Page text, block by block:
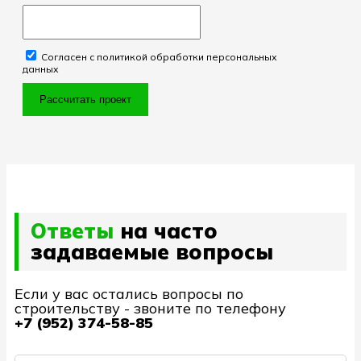
Согласен с политикой обработки персональных
данных
Рассчитать проект
Ответы на часто
задаваемые вопросы
Если у вас остались вопросы по
строительству - звоните по телефону
+7 (952) 374-58-85